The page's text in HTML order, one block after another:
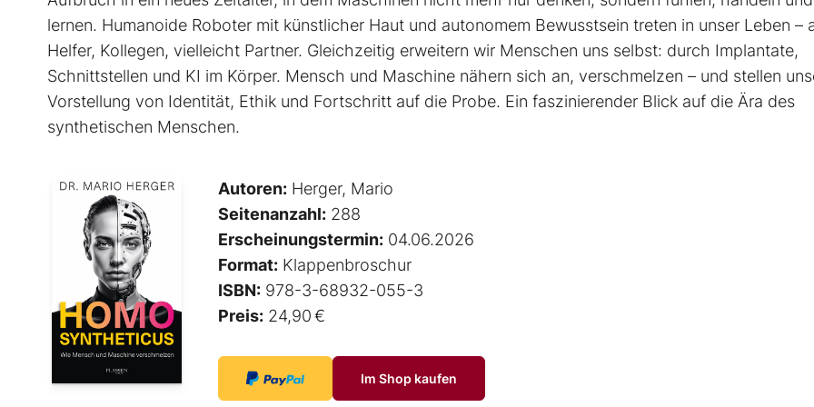
lernen. Humanoide Roboter mit künstlicher Haut und autonomem Bewusstsein treten in unser Leben –
Helfer, Kollegen, vielleicht Partner. Gleichzeitig erweitern wir Menschen uns selbst: durch Implantate,
Schnittstellen und KI im Körper. Mensch und Maschine nähern sich an, verschmelzen – und stellen
Vorstellung von Identität, Ethik und Fortschritt auf die Probe. Ein faszinierender Blick auf die Ära des
synthetischen Menschen.
Autoren: Herger, Mario
Seitenanzahl: 288
Erscheinungstermin: 04.06.2026
Format: Klappenbroschur
ISBN: 978-3-68932-055-3
Preis: 24,90 €
Im Shop kaufen